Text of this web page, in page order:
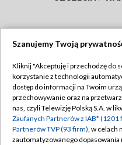
Abonament TVP
Emisja w TVP
Centrum informacji TVP
Szanujemy Twoją
Kliknij "Akceptuję i przechodzę do
korzystanie z technologii
dostęp do informacji na Twoim
przechowywanie oraz na
nas, czyli Telewizję Polską S.A. w
Zaufanych Partnerów z IAB* (1201
Partnerów TVP (93 firm), w celach
zautomatyzowanego